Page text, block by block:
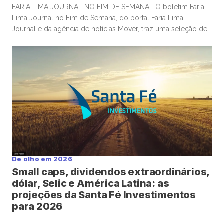
FARIA LIMA JOURNAL NO FIM DE SEMANA O boletim Faria
Lima Journal no Fim de Semana, do portal Faria Lima
Journal e da agência de notícias Mover, traz uma seleção de
algum tempo no sábado e domingo para leituras mais
aprofundadas de boas histórias e materiais informativos. OS
EUA constroem gasodutos; mas investidores […]
De olho em 2026
Small caps, dividendos extraordinários,
dólar, Selic e América Latina: as
projeções da Santa Fé Investimentos
para 2026